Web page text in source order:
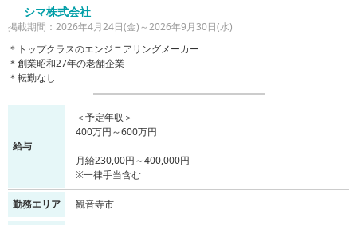
シマ株式会社
掲載期間：2026年4月24日(金)～2026年9月30日(水)
＊トップクラスのエンジニアリングメーカー
＊創業昭和27年の老舗企業
＊転勤なし
給与
＜予定年収＞
400万円～600万円
月給230,00円～400,000円
※一律手当含む
勤務エリア 観音寺市